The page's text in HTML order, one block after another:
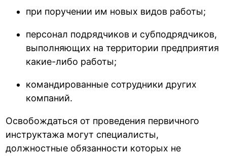
при поручении им новых видов работы;
персонал подрядчиков и субподрядчиков,
выполняющих на территории предприятия
какие-либо работы;
командированные сотрудники других
компаний.
Освобождаться от проведения первичного
инструктажа могут специалисты,
должностные обязанности которых не